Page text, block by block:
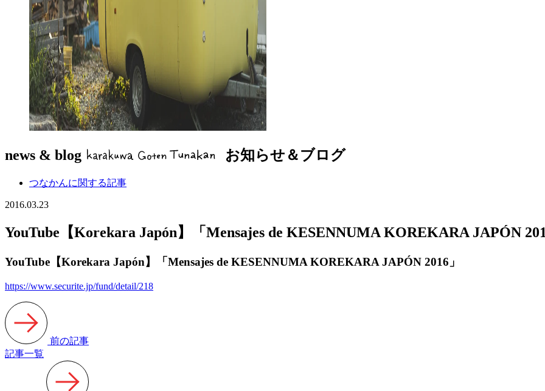
news & blog お知らせ＆ブログ
つなかんに関する記事
2016.03.23
YouTube【Korekara Japón】「Mensajes de KESENNUMA KOREKARA JAPÓN
YouTube【Korekara Japón】「Mensajes de KESENNUMA KOREKARA JAPÓN 2016」
https://www.securite.jp/fund/detail/218
前の記事
記事一覧